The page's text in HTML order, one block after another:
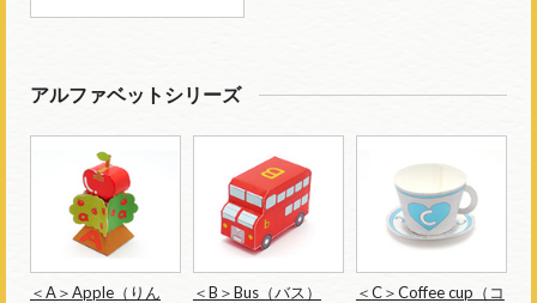
アルファベットシリーズ
＜A＞Apple（りん
＜B＞Bus（バス）
＜C＞Coffee cup（コ